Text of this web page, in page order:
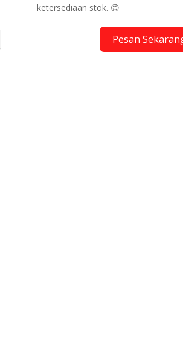
ketersediaan stok. 😊
Pesan